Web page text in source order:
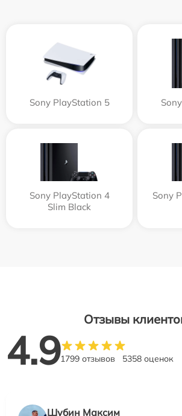
Sony PlayStation 5
Sony PlayStation 4
Slim Black
Sony
Отзывы
4.91799 отзывов 5358 оценок
Шубин Максим